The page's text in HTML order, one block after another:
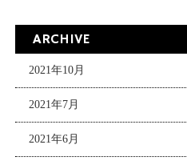
ARCHIVE
2021年10月
2021年7月
2021年6月